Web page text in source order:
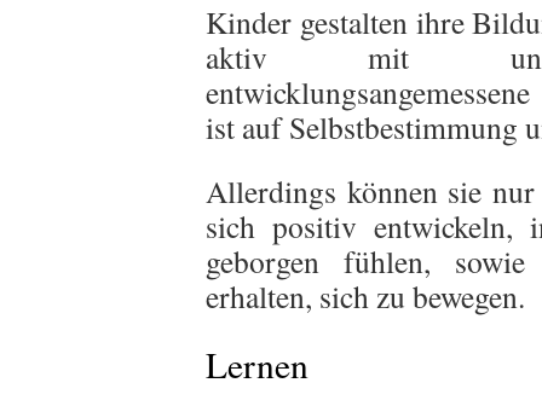
Kinder gestalten ihre
aktiv mit und
ist auf Selbstbestimmung
Allerdings können sie
sich positiv entwickeln,
geborgen fühlen,
erhalten, sich zu bewegen.
Lernen